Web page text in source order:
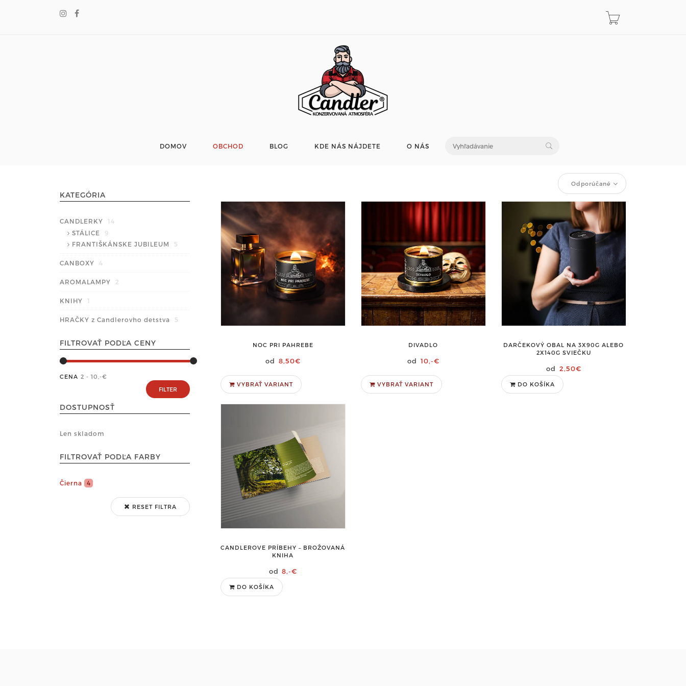
DOMOV OBCHOD BLOG KDE NÁS NÁJDETE O NÁS
KATEGÓRIA
CANDLERKY
14
STÁLICE
9
FRANTIŠKÁNSKE JUBILEUM
5
CANBOXY 4
AROMALAMPY 2
KNIHY 1
HRAČKY z Candlerovho detstva 5
FILTROVAŤ PODĽA CENY
CENA 2 - 10 ,-€
DOSTUPNOSŤ
Len skladom
FILTROVAŤ PODĽA FARBY
Čierna 4
RESET FILTRA
Odporúčané
NOC PRI PAHREBE
8,50€
VYBRAŤ VARIANT
DIVADLO
10,-€
VYBRAŤ VARIANT
DARČEKOVÝ OBAL NA 3X90G ALEBO
2X140G SVIEČKU
2,50€
DO KOŠÍKA
CANDLEROVE PRÍBEHY – BROŽOVANÁ
KNIHA
8,-€
DO KOŠÍKA